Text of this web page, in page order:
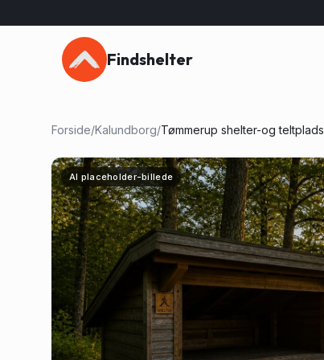
Findshelter
Forside/Kalundborg/Tømmerup shelter-og teltplads
AI placeholder-billede